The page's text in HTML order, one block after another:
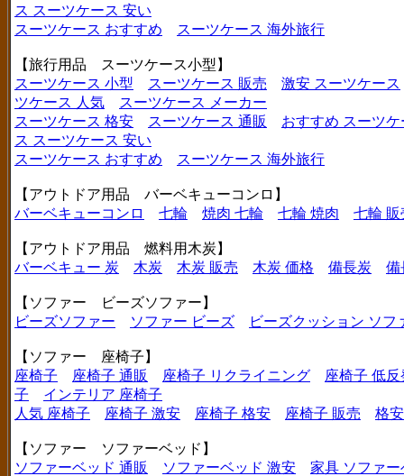
ス スーツケース 安い
スーツケース おすすめ
スーツケース 海外旅行
【旅行用品 スーツケース小型】
スーツケース 小型
スーツケース 販売
激安 スーツケース
ツケース 人気
スーツケース メーカー
スーツケース 格安
スーツケース 通販
おすすめ スーツケ
ス スーツケース 安い
スーツケース おすすめ
スーツケース 海外旅行
【アウトドア用品 バーベキューコンロ】
バーベキューコンロ
七輪 焼肉 七輪 七輪 焼肉 七輪 販
【アウトドア用品 燃料用木炭】
バーベキュー 炭
木炭 木炭 販売 木炭 価格 備長炭 備
【ソファー ビーズソファー】
ビーズソファー
ソファー ビーズ ビーズクッション ソフ
【ソファー 座椅子】
座椅子
座椅子 通販 座椅子 リクライニング
座椅子 低反
子
インテリア 座椅子
人気 座椅子
座椅子 激安 座椅子 格安 座椅子 販売 格
【ソファー ソファーベッド】
ソファーベッド 通販
ソファーベッド 激安
家具 ソファー